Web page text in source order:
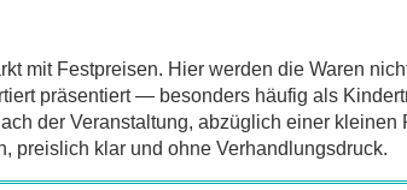
mit Festpreisen. Hier werden die Waren
präsentiert — besonders häufig als
der Veranstaltung, abzüglich einer kleinen
preislich klar und ohne Verhandlungsdruck.